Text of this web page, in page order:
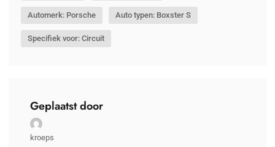
Automerk: Porsche Auto typen: Boxster S
Specifiek voor: Circuit
Geplaatst door
kroeps